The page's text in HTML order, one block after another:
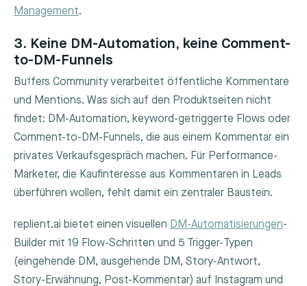
Management.
3. Keine DM-Automation, keine Comment-
to-DM-Funnels
Buffers Community verarbeitet öffentliche Kommentare
und Mentions. Was sich auf den Produktseiten nicht
findet: DM-Automation, keyword-getriggerte Flows oder
Comment-to-DM-Funnels, die aus einem Kommentar ein
privates Verkaufsgespräch machen. Für Performance-
Marketer, die Kaufinteresse aus Kommentaren in Leads
überführen wollen, fehlt damit ein zentraler Baustein.
replient.ai bietet einen visuellen DM-Automatisierungen-
Builder mit 19 Flow-Schritten und 5 Trigger-Typen
(eingehende DM, ausgehende DM, Story-Antwort,
Story-Erwähnung, Post-Kommentar) auf Instagram und